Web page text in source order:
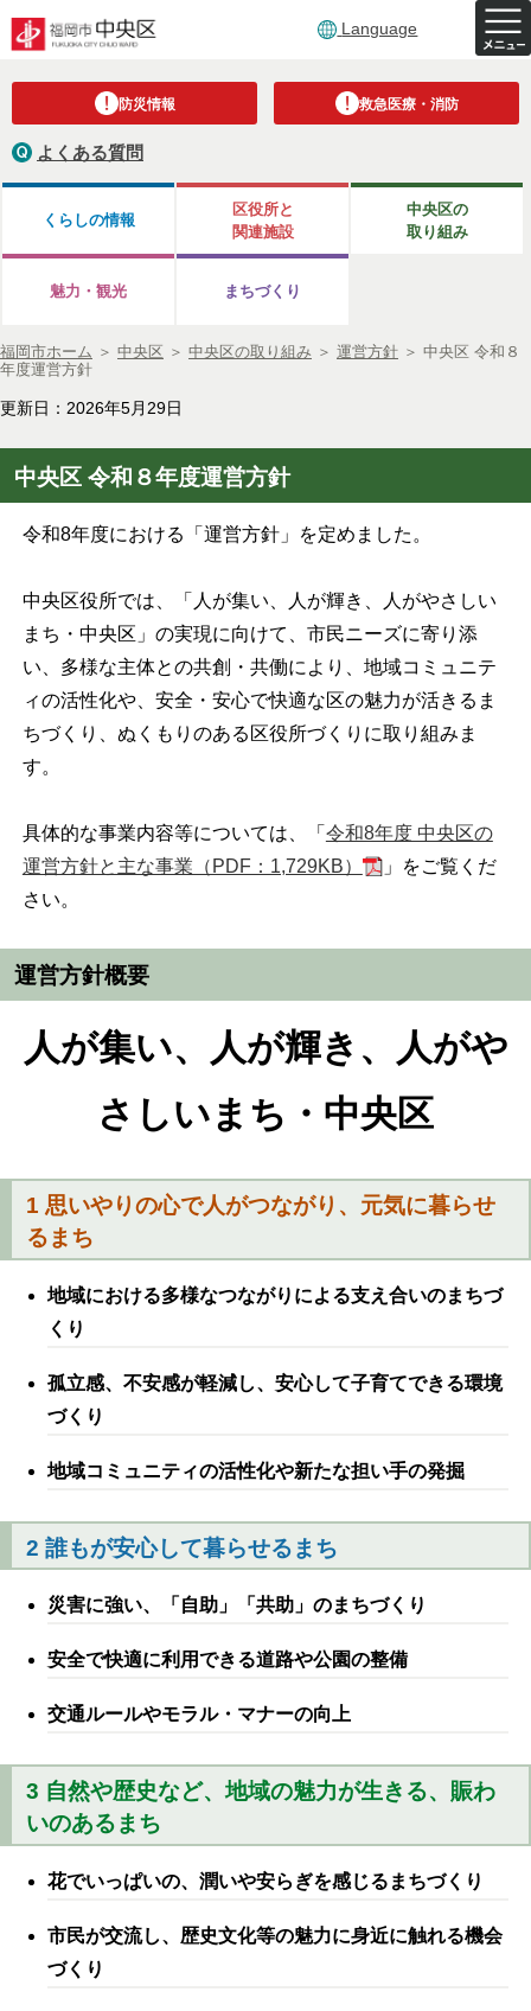
Language
防災情報 救急医療・消防
よくある質問
くらしの情報
区役所と
関連施設
中央区の
取り組み
魅力・観光 まちづくり
福岡市ホーム ＞ 中央区 ＞ 中央区の取り組み ＞ 運営方針 ＞ 中央区 令和８
年度運営方針
更新日：2026年5月29日
中央区 令和８年度運営方針
令和8年度における「運営方針」を定めました。
中央区役所では、「人が集い、人が輝き、人がやさしい
まち・中央区」の実現に向けて、市民ニーズに寄り添
い、多様な主体との共創・共働により、地域コミュニテ
ィの活性化や、安全・安心で快適な区の魅力が活きるま
ちづくり、ぬくもりのある区役所づくりに取り組みま
す。
具体的な事業内容等については、「 令和8年度 中央区の
運営方針と主な事業（PDF：1,729KB）
」をご覧くだ
さい。
運営方針概要
人が集い、人が輝き、人がや
さしいまち・中央区
1 思いやりの心で人がつながり、元気に暮らせ
るまち
地域における多様なつながりによる支え合いのまちづ
くり
孤立感、不安感が軽減し、安心して子育てできる環境
づくり
地域コミュニティの活性化や新たな担い手の発掘
2 誰もが安心して暮らせるまち
災害に強い、「自助」「共助」のまちづくり
安全で快適に利用できる道路や公園の整備
交通ルールやモラル・マナーの向上
3 自然や歴史など、地域の魅力が生きる、賑わ
いのあるまち
花でいっぱいの、潤いや安らぎを感じるまちづくり
市民が交流し、歴史文化等の魅力に身近に触れる機会
づくり